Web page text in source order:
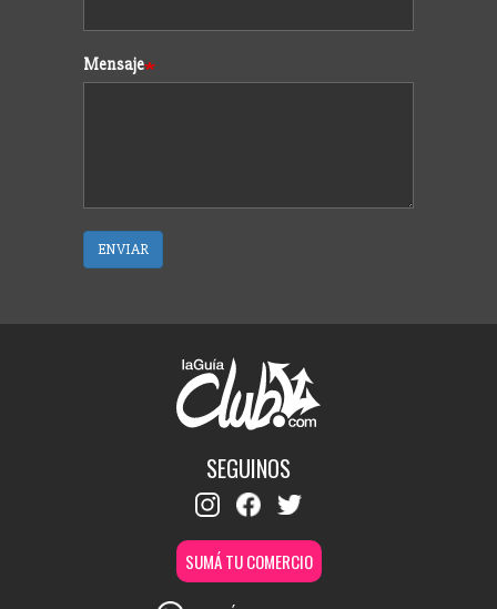
Mensaje
ENVIAR
SEGUINOS
SUMÁ TU COMERCIO